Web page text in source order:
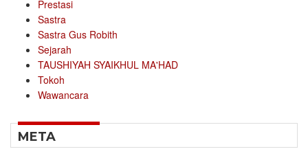
Prestasi
Sastra
Sastra Gus Robith
Sejarah
TAUSHIYAH SYAIKHUL MA'HAD
Tokoh
Wawancara
META